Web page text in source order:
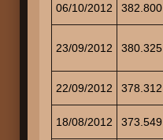
06/10/2012 382.800
23/09/2012 380.325
22/09/2012 378.312
18/08/2012 373.549